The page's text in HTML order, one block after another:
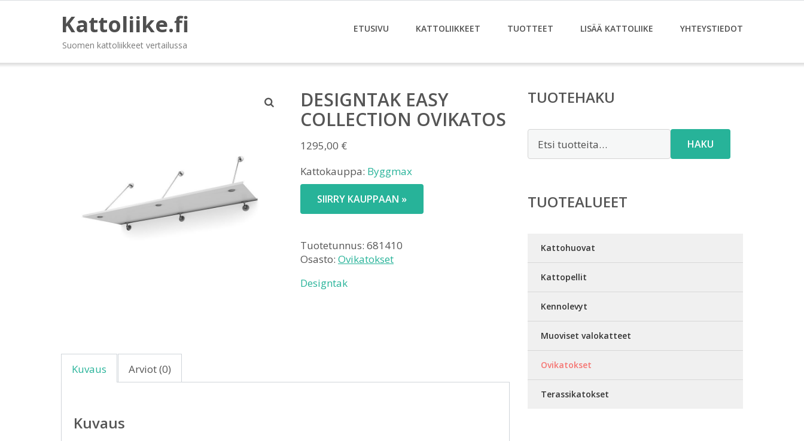
Kattoliike.fi
Suomen kattoliikkeet vertailussa
ETUSIVU KATTOLIIKKEET TUOTTEET LISÄÄ KATTOLIIKE YHTEYSTIEDOT
DESIGNTAK EASY
COLLECTION OVIKATOS
1295,00 €
Kattokauppa: Byggmax
SIIRRY KAUPPAAN »
Tuotetunnus: 681410
Osasto: Ovikatokset
Designtak
Kuvaus Arviot (0)
Kuvaus
TUOTEHAKU
HAKU
TUOTEALUEET
Kattohuovat
Kattopellit
Kennolevyt
Muoviset valokatteet
Ovikatokset
Terassikatokset